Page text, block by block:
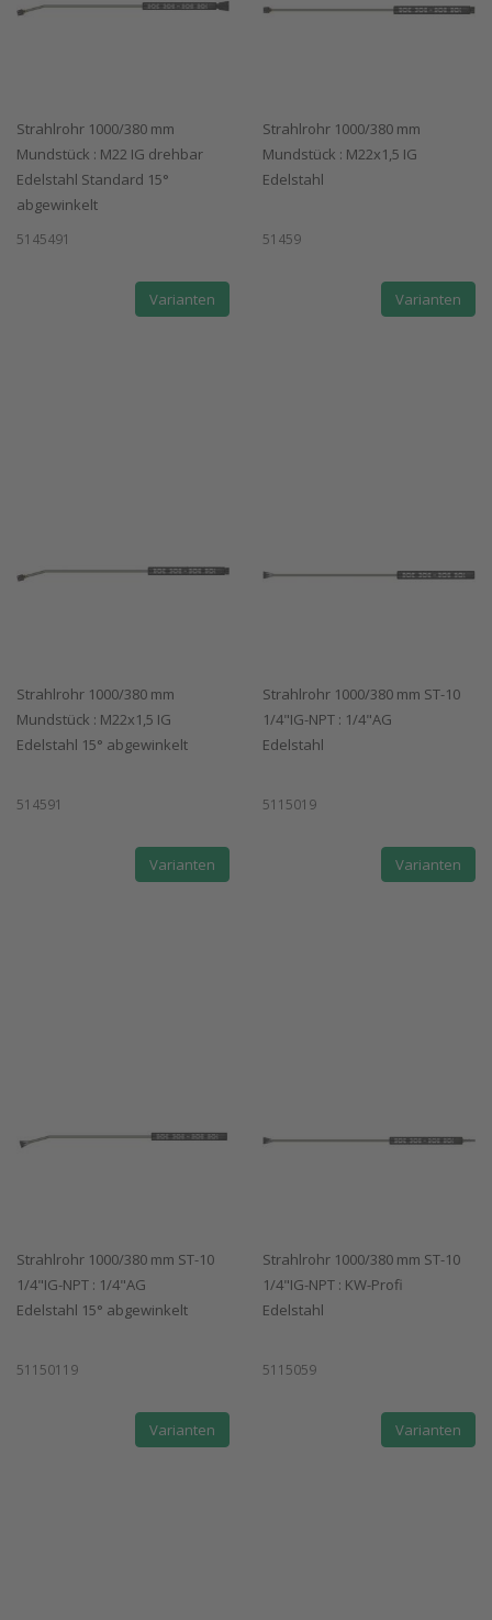
Strahlrohr 1000/380 mm
Mundstück : M22 IG drehbar
Edelstahl Standard 15°
abgewinkelt
5145491
Varianten
Strahlrohr 1000/380 mm
Mundstück : M22x1,5 IG
Edelstahl
51459
Varianten
Strahlrohr 1000/380 mm
Mundstück : M22x1,5 IG
Edelstahl 15° abgewinkelt
514591
Varianten
Strahlrohr 1000/380 mm ST-10
1/4"IG-NPT : 1/4"AG
Edelstahl
5115019
Varianten
Strahlrohr 1000/380 mm ST-10
1/4"IG-NPT : 1/4"AG
Edelstahl 15° abgewinkelt
51150119
Varianten
Strahlrohr 1000/380 mm ST-10
1/4"IG-NPT : KW-Profi
Edelstahl
5115059
Varianten